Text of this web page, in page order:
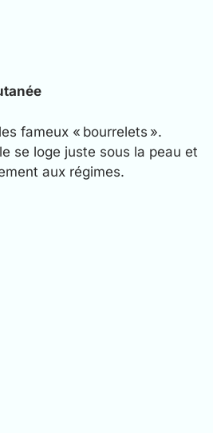
fameux « bourrelets ».
se loge juste sous la peau et
aux régimes.